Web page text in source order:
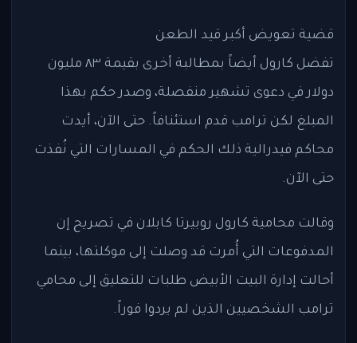
قضية تعويض أكبر قيد الطعن
تفضل كارول أيضاً بمطالبة أخرى بقيمة ٨٣ مليون
دولار في دعوى تشهير منفصلة، وصدر حكم بهذا
المبلغ لكن ترامب قدم استئنافاً. حتى الآن، أيدت
محاكم فيدرالية ذلك الحكم في المسارات التي نُفذت
حتى الآن.
وقالت محامية كارول روبيرتا كابلان في تصريح إن
المدفوعات التي أُمرت قد وصلت إلى موكلتها، بينما
أحالت إدارة البيت الأبيض طلبات للتعليق إلى محامي
ترامب الشخصيين الذين لم يردوا فوراً.